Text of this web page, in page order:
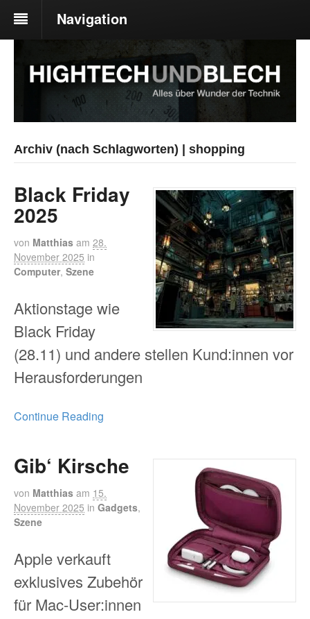
Navigation
Archiv (nach Schlagworten) | shopping
Black Friday
2025
von Matthias am 28.
November 2025 in
Computer, Szene
Aktionstage wie
Black Friday
(28.11) und andere stellen Kund:innen vor
Herausforderungen
Continue Reading
Gib‘ Kirsche
von Matthias am 15.
November 2025 in Gadgets,
Szene
Apple verkauft
exklusives Zubehör
für Mac-User:innen